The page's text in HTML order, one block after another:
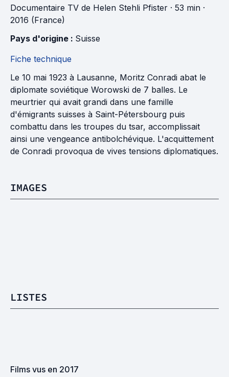
Documentaire TV de Helen Stehli Pfister · 53 min ·
2016 (France)
Pays d'origine : Suisse
Fiche technique
Le 10 mai 1923 à Lausanne, Moritz Conradi abat le
diplomate soviétique Worowski de 7 balles. Le
meurtrier qui avait grandi dans une famille
d'émigrants suisses à Saint-Pétersbourg puis
combattu dans les troupes du tsar, accomplissait
ainsi une vengeance antibolchévique. L'acquittement
de Conradi provoqua de vives tensions diplomatiques.
IMAGES
LISTES
Films vus en 2017